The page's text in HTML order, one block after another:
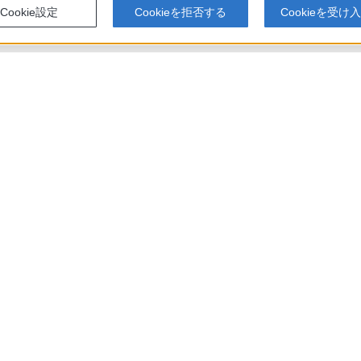
Cookie設定 Cookieを拒否する Cookieを受け